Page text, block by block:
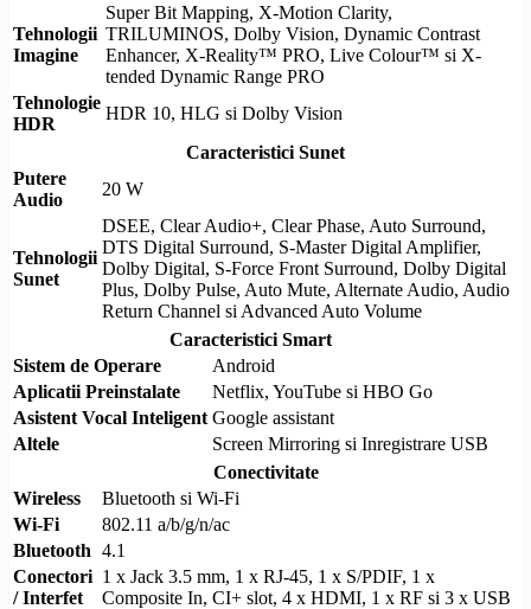
Tehnologii
Imagine
Super Bit Mapping, X-Motion Clarity,
TRILUMINOS, Dolby Vision, Dynamic Contrast
Enhancer, X-Reality™ PRO, Live Colour™ si X-
tended Dynamic Range PRO
Tehnologie
HDR
HDR 10, HLG si Dolby Vision
Caracteristici Sunet
Putere
Audio
20 W
Tehnologii
Sunet
DSEE, Clear Audio+, Clear Phase, Auto Surround,
DTS Digital Surround, S-Master Digital Amplifier,
Dolby Digital, S-Force Front Surround, Dolby Digital
Plus, Dolby Pulse, Auto Mute, Alternate Audio, Audio
Return Channel si Advanced Auto Volume
Caracteristici Smart
Sistem de Operare
Android
Aplicatii Preinstalate
Netflix, YouTube si HBO Go
Asistent Vocal Inteligent Google assistant
Altele
Screen Mirroring si Inregistrare USB
Conectivitate
Wireless
Bluetooth si Wi-Fi
Wi-Fi
802.11 a/b/g/n/ac
Bluetooth 4.1
Conectori
/ Interfet
1 x Jack 3.5 mm, 1 x RJ-45, 1 x S/PDIF, 1 x
Composite In, CI+ slot, 4 x HDMI, 1 x RF si 3 x USB